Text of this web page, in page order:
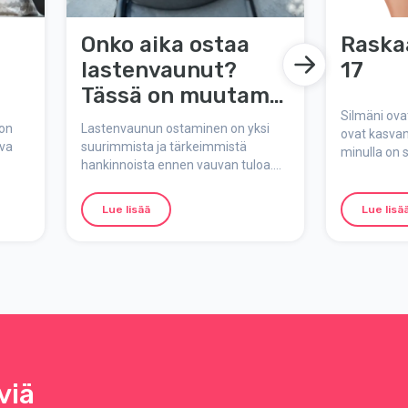
Onko aika ostaa
lastenvaunut?
Tässä on muutama
virhe, jotka haluat
välttää!
Lastenvaunun ostaminen on yksi
suurimmista ja tärkeimmistä
hankinnoista ennen vauvan tuloa.
ominaisuuksien kanssa valinta voi
helposti tuntua siltä, kuin astuisi
Lue lisää
17
Silmäni
ovat
minulla on
Lue